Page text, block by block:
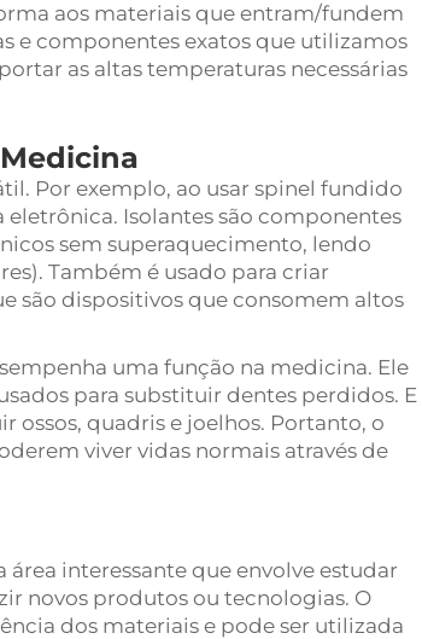
aos materiais que entram/fundem
e componentes exatos que utilizamos
as altas temperaturas necessárias
Por exemplo, ao usar spinel fundido
Isolantes são componentes
sem superaquecimento, lendo
Também é usado para criar
são dispositivos que consomem altos
uma função na medicina. Ele
para substituir dentes perdidos. E
quadris e joelhos. Portanto, o
viver vidas normais através de
área interessante que envolve estudar
novos produtos ou tecnologias. O
dos materiais e pode ser utilizada